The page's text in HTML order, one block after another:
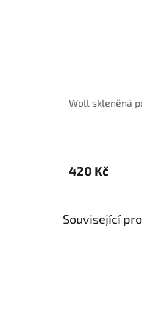
Woll skleněná
420 Kč
Související